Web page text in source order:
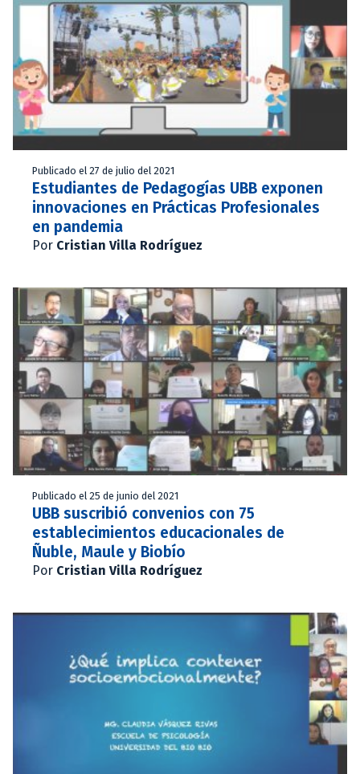
Publicado el 27 de julio del 2021
Estudiantes de Pedagogías UBB exponen
innovaciones en Prácticas Profesionales
en pandemia
Por Cristian Villa Rodríguez
Publicado el 25 de junio del 2021
UBB suscribió convenios con 75
establecimientos educacionales de
Ñuble, Maule y Biobío
Por Cristian Villa Rodríguez